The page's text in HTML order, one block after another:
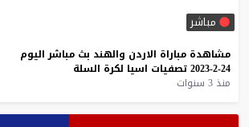
مباشر
مشاهدة مباراة الاردن والهند بث مباشر اليوم
24-2-2023
تصفيات اسيا لكرة السلة
منذ 3 سنوات